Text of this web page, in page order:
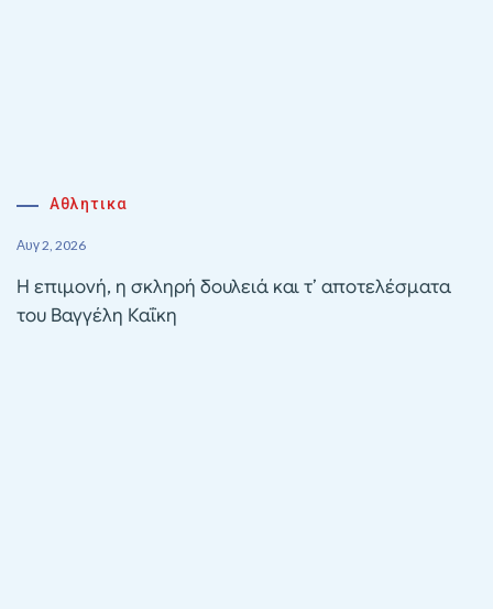
Αθλητικα
Αυγ 2, 2026
Η επιμονή, η σκληρή δουλειά και τ’ αποτελέσματα
του Βαγγέλη Καΐκη